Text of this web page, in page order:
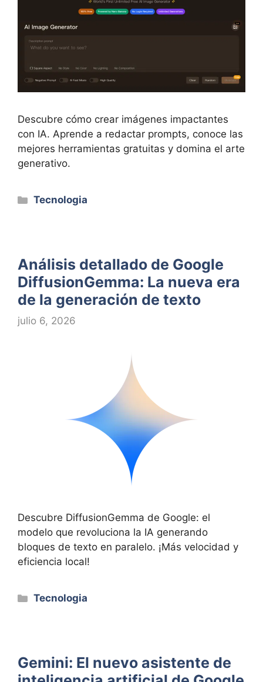
Descubre cómo crear imágenes impactantes
con IA. Aprende a redactar prompts, conoce las
mejores herramientas gratuitas y domina el arte
generativo.
Categorías
Tecnologia
Análisis detallado de Google
DiffusionGemma: La nueva era
de la generación de texto
julio 6, 2026
Descubre DiffusionGemma de Google: el
modelo que revoluciona la IA generando
bloques de texto en paralelo. ¡Más velocidad y
eficiencia local!
Categorías
Tecnologia
Gemini: El nuevo asistente de